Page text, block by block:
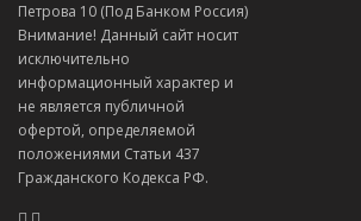
Петрова 10 (Под Банком Россия)
Внимание! Данный сайт носит
исключительно
информационный характер и
не является публичной
офертой, определяемой
положениями Статьи 437
Гражданского Кодекса РФ.